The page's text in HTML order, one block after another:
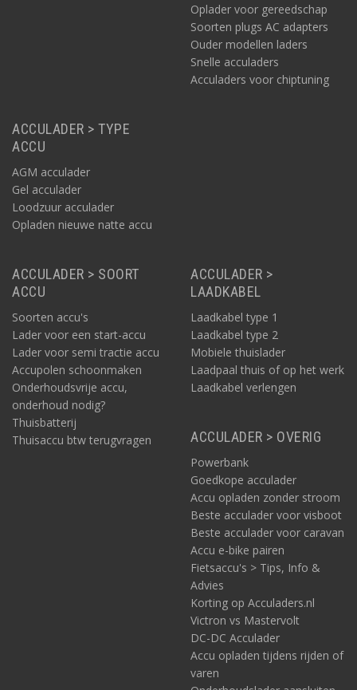
Oplader voor gereedschap
Soorten plugs AC adapters
Ouder modellen laders
Snelle acculaders
Acculaders voor chiptuning
ACCULADER > TYPE
ACCU
AGM acculader
Gel acculader
Loodzuur acculader
Opladen nieuwe natte accu
ACCULADER > SOORT
ACCU
Soorten accu's
Lader voor een start-accu
Lader voor semi tractie accu
Accupolen schoonmaken
Onderhoudsvrije accu,
onderhoud nodig?
Thuisbatterij
Thuisaccu btw terugvragen
ACCULADER >
LAADKABEL
Laadkabel type 1
Laadkabel type 2
Mobiele thuislader
Laadpaal thuis of op het werk
Laadkabel verlengen
ACCULADER > OVERIG
Powerbank
Goedkope acculader
Accu opladen zonder stroom
Beste acculader voor visboot
Beste acculader voor caravan
Accu e-bike pairen
Fietsaccu's > Tips, Info &
Advies
Korting op Acculaders.nl
Victron vs Mastervolt
DC-DC Acculader
Accu opladen tijdens rijden of
varen